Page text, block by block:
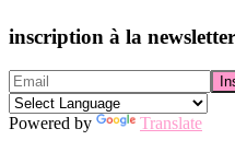
inscription à la newsletter
Powered by Translate